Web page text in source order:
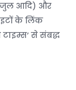
आदि) और
के लिंक
से संबद्ध